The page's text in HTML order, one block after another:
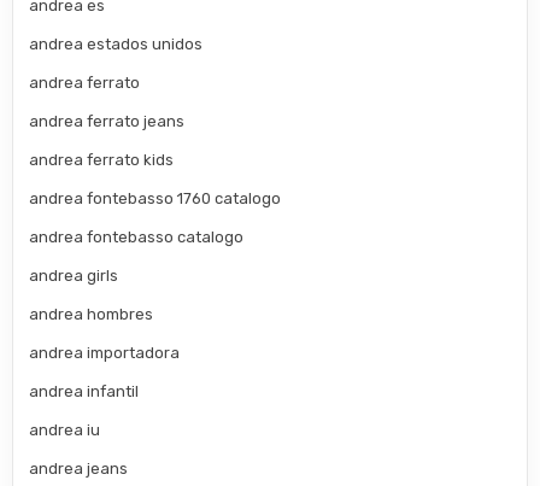
andrea es
andrea estados unidos
andrea ferrato
andrea ferrato jeans
andrea ferrato kids
andrea fontebasso 1760 catalogo
andrea fontebasso catalogo
andrea girls
andrea hombres
andrea importadora
andrea infantil
andrea iu
andrea jeans